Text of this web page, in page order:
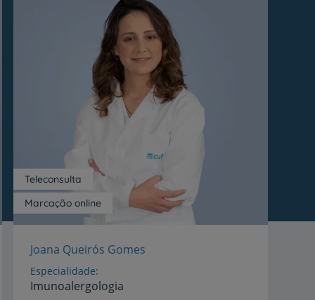
Marcação online
Teleconsulta
Joana Queirós Gomes
Especialidade
Imunoalergologia